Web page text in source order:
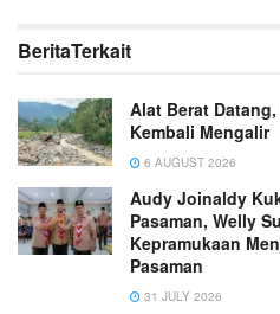
BeritaTerkait
Alat Berat
Kembali Mengalir
6 AUGUST 2026
Audy Joinaldy
Pasaman, Welly
Kepramukaan
Pasaman
31 JULY 2026